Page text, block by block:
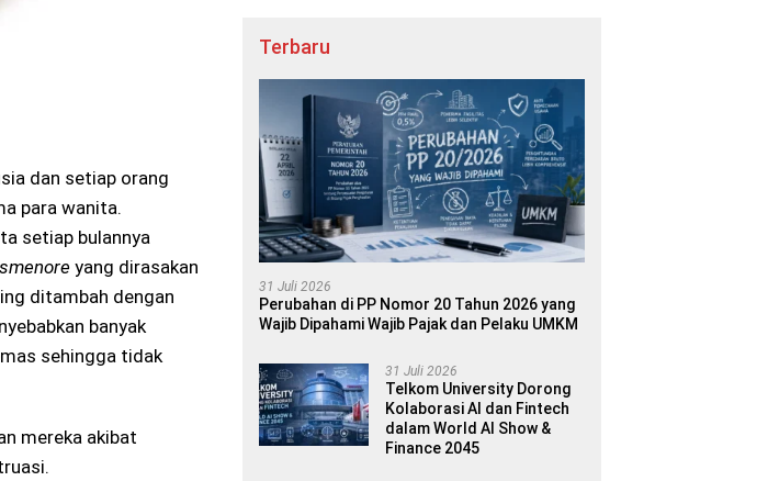
dan setiap orang
para wanita.
setiap bulannya
yang dirasakan
ditambah dengan
banyak
sehingga tidak
mereka akibat
Terbaru
31 Juli 2026
Perubahan di PP Nomor 20 Tahun 2026 yang
Wajib Dipahami Wajib Pajak dan Pelaku UMKM
31 Juli 2026
Telkom University Dorong
Kolaborasi AI dan Fintech
dalam World AI Show &
Finance 2045